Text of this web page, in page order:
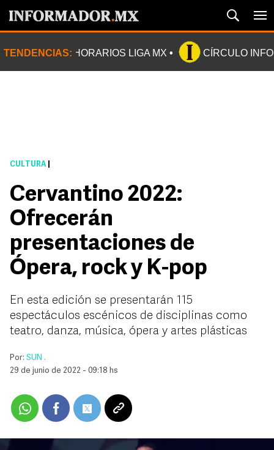
TENDENCIAS: HORARIOS LIGA MX CÍRCULO
CULTURA
Cervantino 2022:
Ofrecerán
presentaciones de
Ópera, rock y K-pop
En esta edición se presentarán 115
espectáculos escénicos de disciplinas como
teatro, danza, música, ópera y artes plásticas
Por: SUN .
29 de junio de 2022 - 09:18 hs